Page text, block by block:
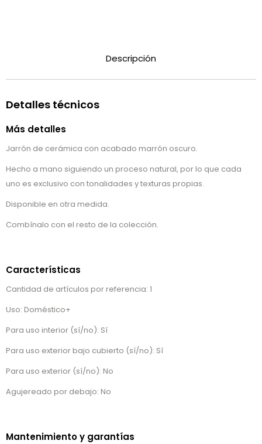
Descripción
Detalles técnicos
Más detalles
Jarrón de cerámica con acabado marrón oscuro.
Hecho a mano siguiendo un proceso natural, por lo que cada
uno es exclusivo con tonalidades y texturas propias.
Disponible en otra medida.
Combínalo con el resto de la colección.
Características
Cantidad de artículos por referencia: 1
Uso: Doméstico+
Para uso interior (sí/no): Sí
Para uso exterior bajo cubierto (sí/no): Sí
Para uso exterior (sí/no): No
Agujereado por debajo: No
Mantenimiento y garantías